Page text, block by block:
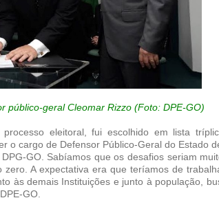
público-geral Cleomar Rizzo (Foto: DPE-GO)
eleitoral, fui escolhido em lista
o cargo de Defensor Público-Geral do Estado
GO. Sabíamos que os desafios seriam
zero. A expectativa era que teríamos de
às demais Instituições e junto à população,
GO.